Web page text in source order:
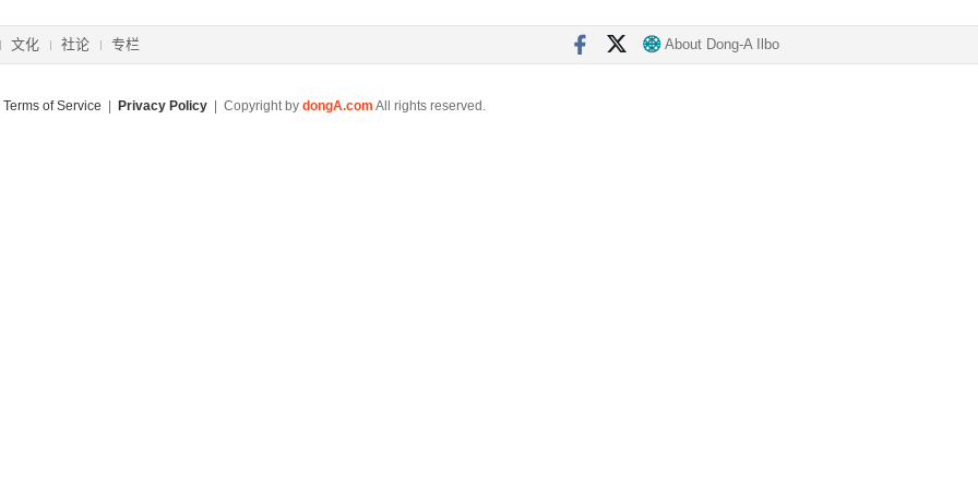
文化 社论 专栏 About Dong-A Ilbo
Terms of Service Privacy Policy | Copyright by dongA.com All rights reserved.